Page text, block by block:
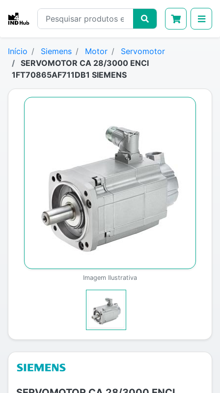
Início Siemens Motor
Servomotor
SERVOMOTOR CA 28/3000 ENCI
1FT70865AF711DB1 SIEMENS
Imagem Ilustrativa